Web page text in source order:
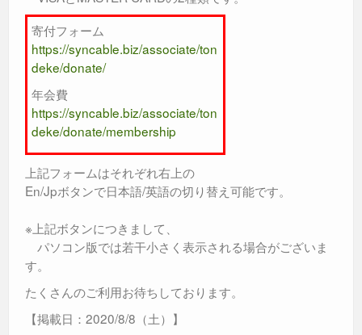
寄付フォーム
https://syncable.biz/associate/ton
deke/donate/
年会費
https://syncable.biz/associate/ton
deke/donate/membership
上記フォームはそれぞれ右上の
En/Jpボタンで日本語/英語の切り替え可能です。
※上記ボタンにつきまして、
パソコン版では若干小さく表示される場合がございま
す。
たくさんのご利用お待ちしております。
【掲載日：2020/8/8（土）】